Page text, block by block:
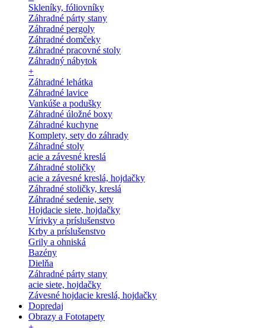
Skleníky, fóliovníky
Záhradné párty stany
Záhradné pergoly
Záhradné domčeky
Záhradné pracovné stoly
Záhradný nábytok
+
Záhradné lehátka
Záhradné lavice
Vankúše a podušky
Záhradné úložné boxy
Záhradné kuchyne
Komplety, sety do záhrady
Záhradné stoly
acie a závesné kreslá
Záhradné stoličky
acie a závesné kreslá, hojdačky
Záhradné stoličky, kreslá
Záhradné sedenie, sety
Hojdacie siete, hojdačky
Vírivky a príslušenstvo
Krby a príslušenstvo
Grily a ohniská
Bazény
Dielňa
Záhradné párty stany
acie siete, hojdačky
Závesné hojdacie kreslá, hojdačky
Dopredaj
Obrazy a Fototapety